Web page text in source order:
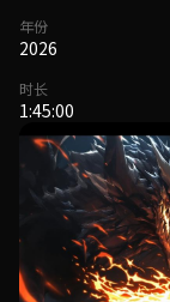
年份
2026
时长
1:45:00